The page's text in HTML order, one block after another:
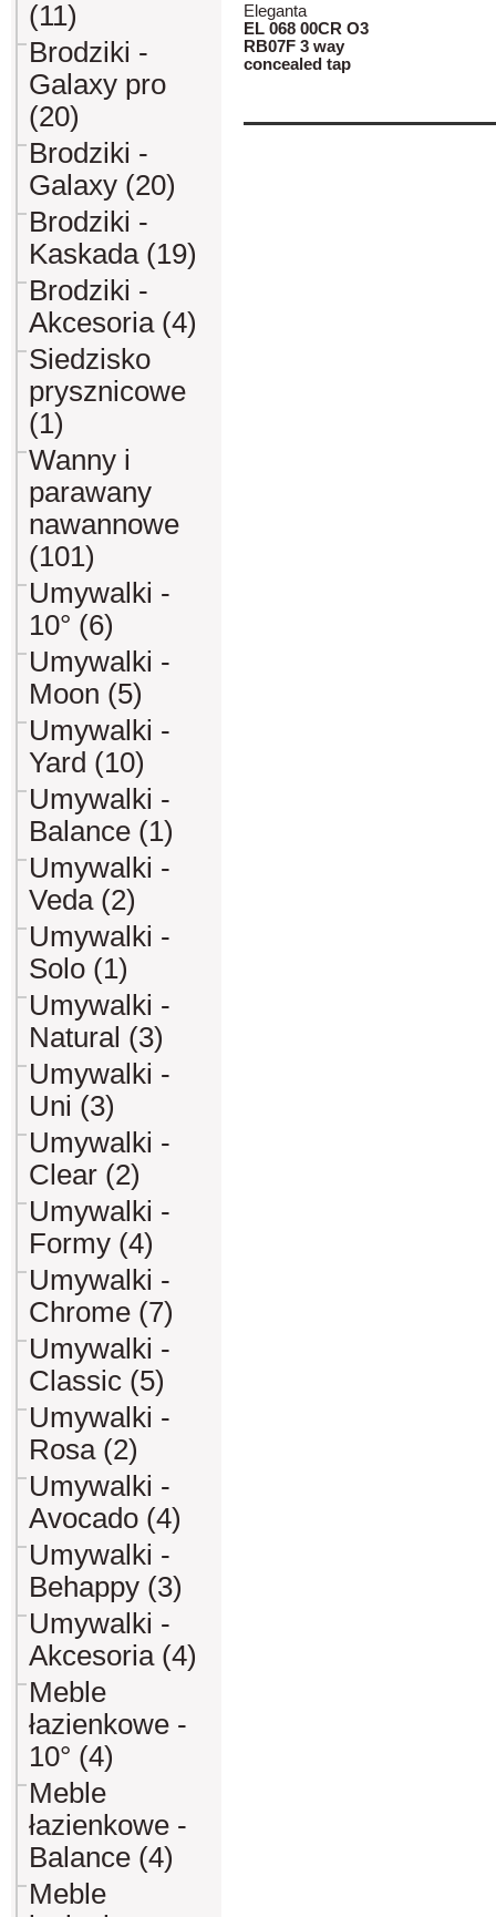
(11)
Brodziki -
Galaxy pro
(20)
Brodziki -
Galaxy (20)
Brodziki -
Kaskada (19)
Brodziki -
Akcesoria (4)
Siedzisko
prysznicowe
(1)
Wanny i
parawany
nawannowe
(101)
Umywalki -
10° (6)
Umywalki -
Moon (5)
Umywalki -
Yard (10)
Umywalki -
Balance (1)
Umywalki -
Veda (2)
Umywalki -
Solo (1)
Umywalki -
Natural (3)
Umywalki -
Uni (3)
Umywalki -
Clear (2)
Umywalki -
Formy (4)
Umywalki -
Chrome (7)
Umywalki -
Classic (5)
Umywalki -
Rosa (2)
Umywalki -
Avocado (4)
Umywalki -
Behappy (3)
Umywalki -
Akcesoria (4)
Meble
łazienkowe -
10° (4)
Meble
łazienkowe -
Balance (4)
Meble
Eleganta
EL 068 00CR O3
RB07F 3 way
concealed tap